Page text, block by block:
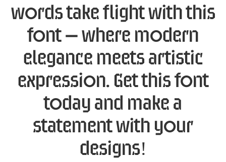
words take flight with this
font — where modern
elegance meets artistic
expression. Get this font
today and make a
statement with your
designs!